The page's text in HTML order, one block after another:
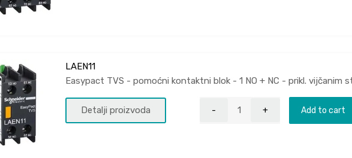
LAEN11
Easypact TVS - pomoćni kontaktni blok - 1 NO + NC - prikl. vijčanim
Detalji proizvoda Add to cart